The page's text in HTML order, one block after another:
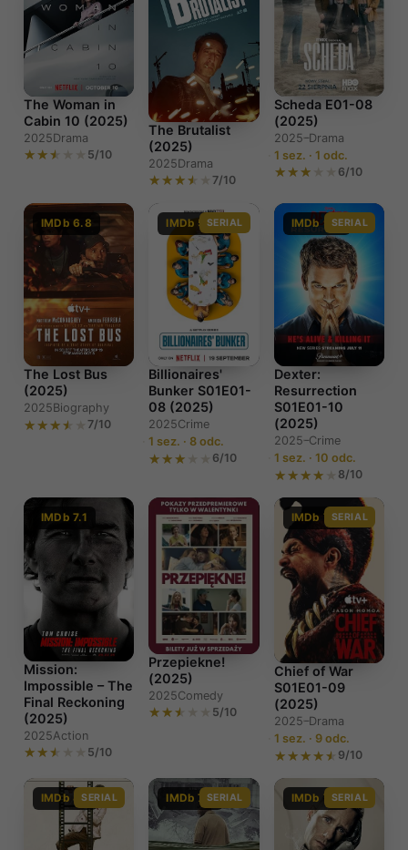
The Woman in
Cabin 10 (2025)
2025Drama
5/10
The Brutalist
(2025)
2025Drama
7/10
Scheda E01-08
(2025)
2025–Drama
1 sez. · 1 odc.
6/10
IMDb 6.8
The Lost Bus
(2025)
2025Biography
7/10
IMDb 5.7SERIAL
Billionaires'
Bunker S01E01-
08 (2025)
2025Crime
1 sez. · 8 odc.
6/10
IMDb 9.0SERIAL
Dexter:
Resurrection
S01E01-10
(2025)
2025–Crime
1 sez. · 10 odc.
8/10
IMDb 7.1
Mission:
Impossible – The
Final Reckoning
(2025)
2025Action
5/10
Przepiekne!
(2025)
2025Comedy
5/10
IMDb 7.5SERIAL
Chief of War
S01E01-09
(2025)
2025–Drama
1 sez. · 9 odc.
9/10
IMDb 8.1SERIAL IMDb 7.4SERIAL IMDb 7.4SERIAL